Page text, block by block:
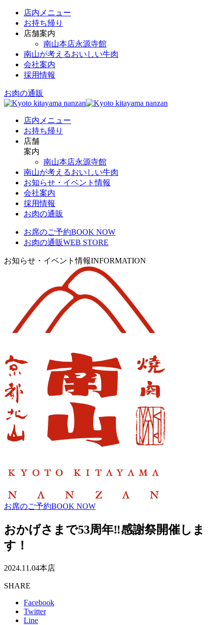
店内メニュー
お持ち帰り
店舗案内
南山本店永源寺館
南山が考えるおいしい牛肉
会社案内
採用情報
お肉の通販
店内メニュー
お持ち帰り
店舗
案内
南山本店永源寺館
南山が考えるおいしい牛肉
お知らせ・イベント情報
会社案内
採用情報
お肉の通販
お席のご予約BOOK NOW
お肉の通販WEB STORE
お知らせ・イベント情報INFORMATION
お席のご予約BOOK NOW
おかげさまで53周年‼感謝祭開催しま
す！
2024.11.04本店
SHARE
Facebook
Twitter
Line